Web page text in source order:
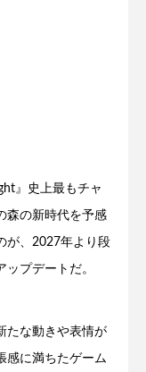
』史上最もチャ
森の新時代を予感
が、2027年より段
プデートだ。
たな動きや表情が
感に満ちたゲーム